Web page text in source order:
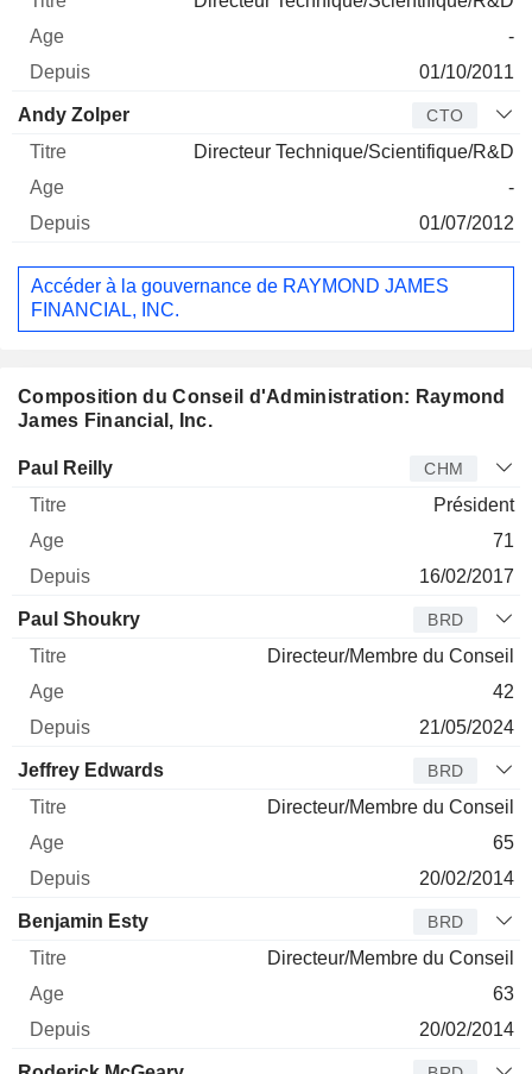
-
01/10/2011
Andy Zolper CTO
Directeur Technique/Scientifique/R&D
-
01/07/2012
Accéder à la gouvernance de RAYMOND JAMES
FINANCIAL, INC.
Composition du Conseil d'Administration: Raymond
James Financial, Inc.
Administrateur
Paul Reilly CHM
Président
71
16/02/2017
Paul Shoukry BRD
Directeur/Membre du Conseil
42
21/05/2024
Jeffrey Edwards BRD
Directeur/Membre du Conseil
65
20/02/2014
Benjamin Esty BRD
Directeur/Membre du Conseil
63
20/02/2014